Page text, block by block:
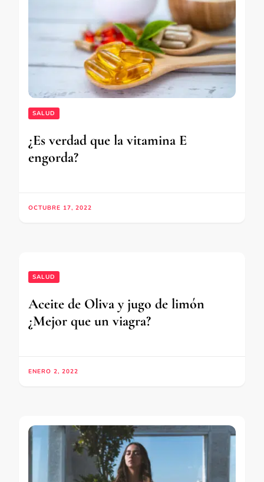
SALUD
¿Es verdad que la vitamina E
engorda?
OCTUBRE 17, 2022
SALUD
Aceite de Oliva y jugo de limón
¿Mejor que un viagra?
ENERO 2, 2022